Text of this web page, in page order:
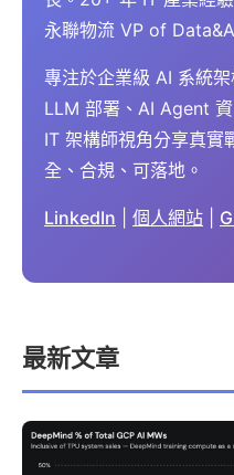
永聯物流 VP of
專注於企業級 AI 系統
LLM 部署、AI Agent
IT 架構師視角分享真實
全、合規、可落地。
LinkedIn 個人網站
最新文章